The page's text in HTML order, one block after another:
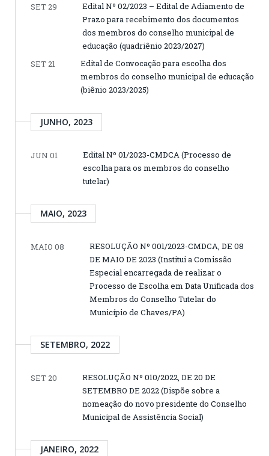
SET 29
Edital Nº 02/2023 – Edital de Adiamento de
Prazo para recebimento dos documentos
dos membros do conselho municipal de
educação (quadriênio 2023/2027)
SET 21
Edital de Convocação para escolha dos
membros do conselho municipal de educação
(biênio 2023/2025)
JUNHO, 2023
JUN 01
Edital Nº 01/2023-CMDCA (Processo de
escolha para os membros do conselho
tutelar)
MAIO, 2023
MAIO 08
RESOLUÇÃO Nº 001/2023-CMDCA, DE 08
DE MAIO DE 2023 (Institui a Comissão
Especial encarregada de realizar o
Processo de Escolha em Data Unificada dos
Membros do Conselho Tutelar do
Município de Chaves/PA)
SETEMBRO, 2022
SET 20
RESOLUÇÃO Nº 010/2022, DE 20 DE
SETEMBRO DE 2022 (Dispõe sobre a
nomeação do novo presidente do Conselho
Municipal de Assistência Social)
JANEIRO, 2022